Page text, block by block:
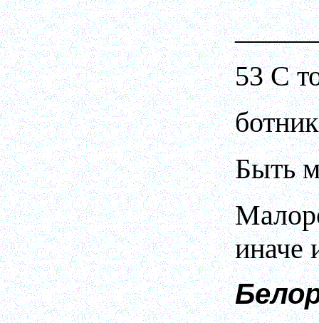
53 С
Быть
иначе